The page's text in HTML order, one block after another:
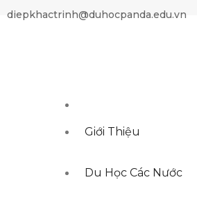
diepkhactrinh@duhocpanda.edu.vn
Giới Thiệu
Du Học Các Nước